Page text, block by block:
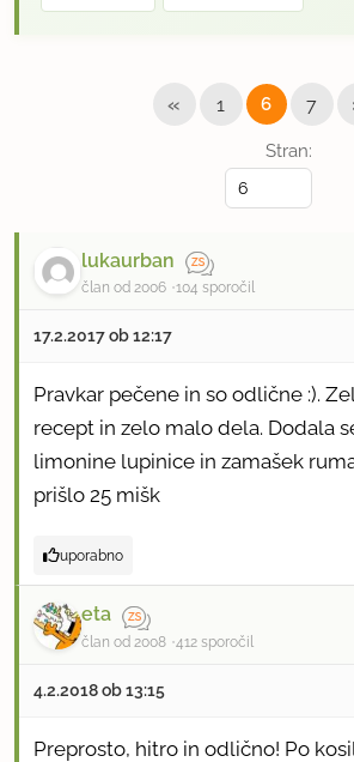
Stran:
« 1 6 7
lukaurban
član od 2006 104 sporočil
17.2.2017 ob 12:17
Pravkar pečene in so odlične :).
recept in zelo malo dela. Dodala
limonine lupinice in zamašek
prišlo 25 mišk
uporabno
eta
član od 2008 412 sporočil
4.2.2018 ob 13:15
Preprosto, hitro in odlično! Po